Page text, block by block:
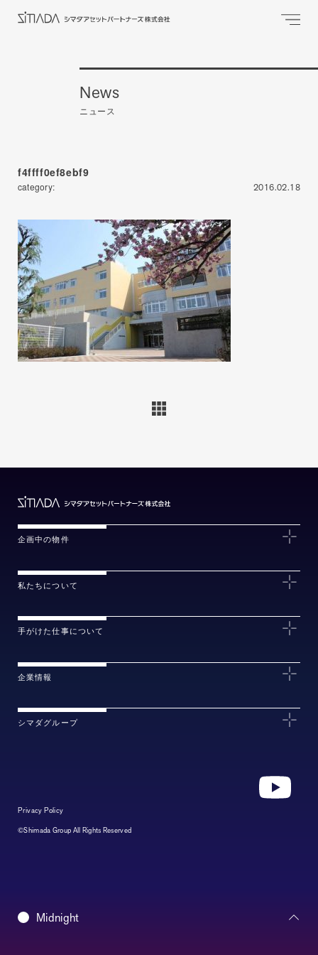
News
ニュース
f4ffff0ef8ebf9
category: 2016.02.18
Daybreak
Midnight
企画中の物件
私たちについて
手がけた仕事について
企業情報
シマダグループ
Privacy Policy
©Shimada Group All Rights Reserved